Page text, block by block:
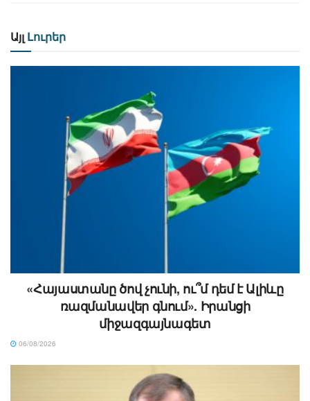
Այլ Լուրեր
«Հայաստանը ծով չունի, ու՞մ դեմ է Ալիևը
ռազմանավեր գնում». Իրանցի
միջազգայնագետ
06/08/2026